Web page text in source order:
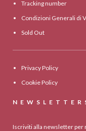
Tracking number
Condizioni Generali di
Sold Out
Privacy Policy
Cookie Policy
Iscriviti alla newsletter per